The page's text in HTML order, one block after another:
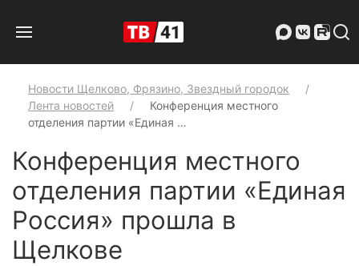
Новости Щелково, Фрязино, Звездный городок
Лента новостей
Конференция местного
отделения партии «Единая …
Конференция местного
отделения партии «Единая
Россия» прошла в
Щелкове